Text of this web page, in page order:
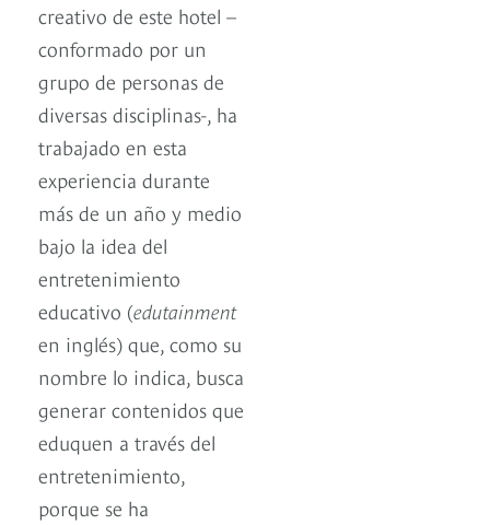
creativo de este hotel –
conformado por un
grupo de personas de
diversas disciplinas-, ha
trabajado en esta
experiencia durante
más de un año y medio
bajo la idea del
entretenimiento
educativo (edutainment
en inglés) que, como su
nombre lo indica, busca
generar contenidos que
eduquen a través del
entretenimiento,
porque se ha